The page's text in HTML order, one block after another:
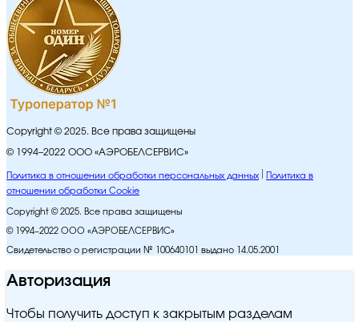
Copyright © 2025. Все права защищены
© 1994–2022 ООО «АЭРОБЕЛСЕРВИС»
Политика в отношении обработки персональных данных
Политика в
отношении обработки Cookie
Copyright © 2025. Все права защищены
© 1994–2022 ООО «АЭРОБЕЛСЕРВИС»
Свидетельство о регистрации № 100640101 выдано 14.05.2001
Авторизация
Чтобы получить доступ к закрытым разделам